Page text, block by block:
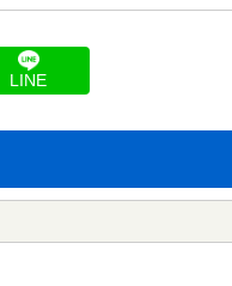
LINE